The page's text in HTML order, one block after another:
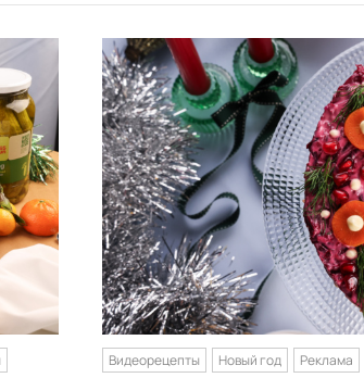
Видеорецепты Новый год Реклама